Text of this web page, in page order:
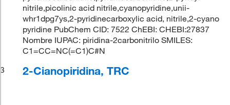
nitrile,picolinic acid nitrile,cyanopyridine,unii-
whr1dpg7ys,2-pyridinecarboxylic acid, nitrile,2-cyano
pyridine PubChem CID: 7522 ChEBI: CHEBI:27837
Nombre IUPAC: piridina-2carbonitrilo SMILES:
C1=CC=NC(=C1)C#N
3
2-Cianopiridina, TRC